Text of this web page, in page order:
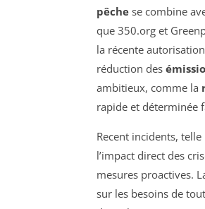
pêche se combine
que 350.org et
la récente
réduction des
ambitieux, comme la
rapide et déterminée
Recent incidents, telle
l’impact direct des
mesures proactives.
sur les besoins de